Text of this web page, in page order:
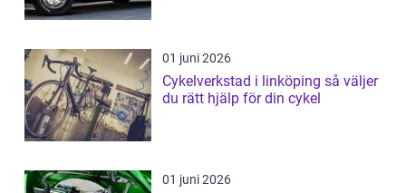
01 juni 2026
Cykelverkstad i linköping så väljer
du rätt hjälp för din cykel
01 juni 2026